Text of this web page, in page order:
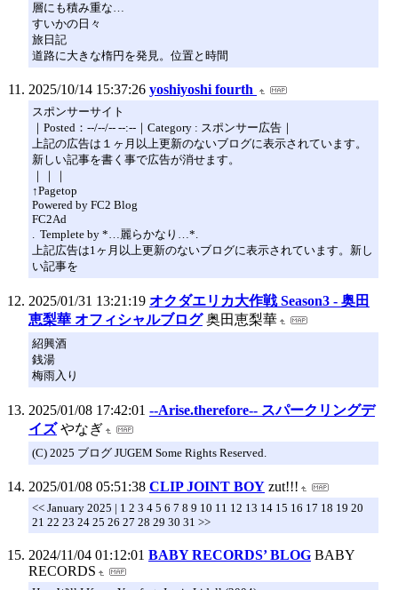
層にも積み重な…
すいかの日々
旅日記
道路に大きな楕円を発見。位置と時間
2025/10/14 15:37:26 yoshiyoshi fourth
スポンサーサイト
｜Posted：--/--/-- --:--｜Category : スポンサー広告｜
上記の広告は１ヶ月以上更新のないブログに表示されています。
新しい記事を書く事で広告が消せます。
｜｜｜
↑Pagetop
Powered by FC2 Blog
FC2Ad
. Templete by *…麗らかなり…*.
上記広告は1ヶ月以上更新のないブログに表示されています。新し
い記事を
2025/01/31 13:21:19 オクダエリカ大作戦 Season3 - 奥田
恵梨華 オフィシャルブログ 奥田恵梨華
紹興酒
銭湯
梅雨入り
2025/01/08 17:42:01 --Arise.therefore-- スパークリングデ
イズ やなぎ
(C) 2025 ブログ JUGEM Some Rights Reserved.
2025/01/08 05:51:38 CLIP JOINT BOY zut!!!
<< January 2025 | 1 2 3 4 5 6 7 8 9 10 11 12 13 14 15 16 17 18 19 20
21 22 23 24 25 26 27 28 29 30 31 >>
2024/11/04 01:12:01 BABY RECORDS’ BLOG BABY
RECORDS